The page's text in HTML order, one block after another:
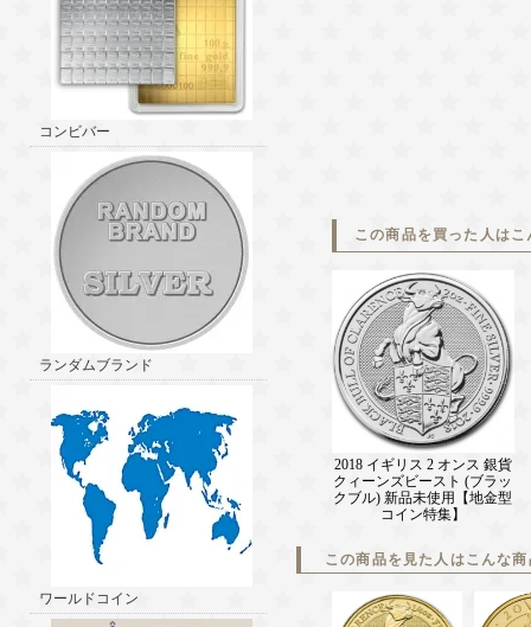
コンビバー
ランダムブランド
ワールドコイン
この商品を買った人は
2018 イギリス 2 オンス 銀貨
クィーンズビースト (ブラッ
クブル) 新品未使用【地金型
コイン特集】
この商品を見た人はこんな